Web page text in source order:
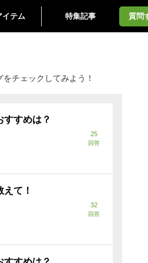
イテム 特集記事 質問
チェックしてみよう！
すすめは？
25
回答
て！
32
回答